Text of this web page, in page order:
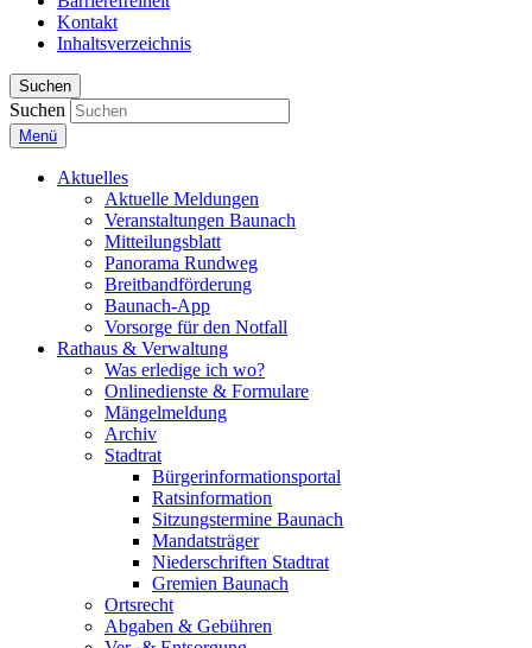
Kontakt
Inhaltsverzeichnis
Suchen
Suchen
Menü
Aktuelles
Aktuelle Meldungen
Veranstaltungen Baunach
Mitteilungsblatt
Panorama Rundweg
Breitbandförderung
Baunach-App
Vorsorge für den Notfall
Rathaus & Verwaltung
Was erledige ich wo?
Onlinedienste & Formulare
Mängelmeldung
Archiv
Stadtrat
Bürgerinformationsportal
Ratsinformation
Sitzungstermine Baunach
Mandatsträger
Niederschriften Stadtrat
Gremien Baunach
Ortsrecht
Abgaben & Gebühren